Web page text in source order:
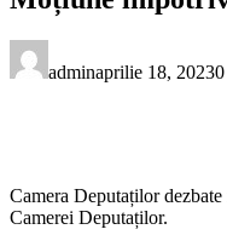
adminaprilie 18, 2023
Camera Deputaților
Camerei Deputaților.